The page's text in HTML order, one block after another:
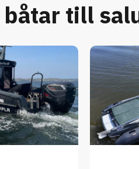
båtar till